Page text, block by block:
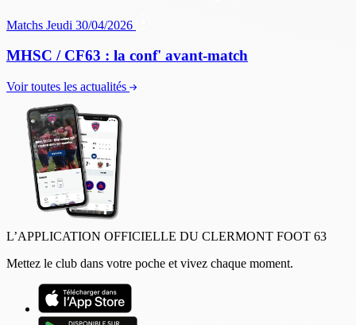
Matchs Jeudi 30/04/2026
MHSC / CF63 : la conf' avant-match
Voir toutes les actualités
L’APPLICATION OFFICIELLE DU CLERMONT FOOT 63
Mettez le club dans votre poche et vivez chaque moment.